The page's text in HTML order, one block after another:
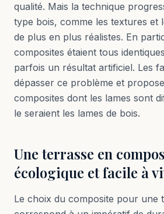
qualité. Mais la technique
type bois, comme les textures et
de plus en plus réalistes. En
composites étaient tous
parfois un résultat artificiel. Les
dépasser ce problème et
composites dont les lames sont
le seraient les lames de bois.
Une terrasse en
écologique et facile à
Le choix du composite pour une